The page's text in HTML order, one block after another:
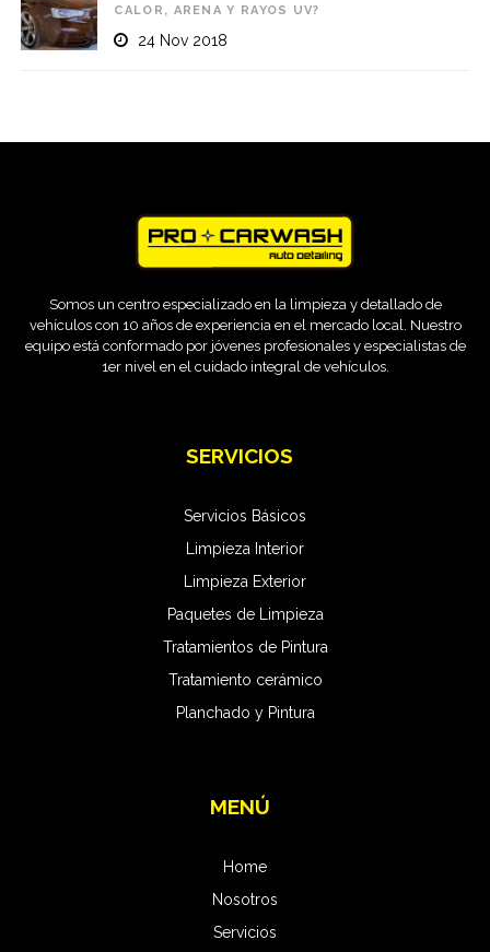
CALOR, ARENA Y RAYOS UV?
24 Nov 2018
Somos un centro especializado en la limpieza y detallado de
vehículos con 10 años de experiencia en el mercado local. Nuestro
equipo está conformado por jóvenes profesionales y especialistas de
1er nivel en el cuidado integral de vehículos.
SERVICIOS
Servicios Básicos
Limpieza Interior
Limpieza Exterior
Paquetes de Limpieza
Tratamientos de Pintura
Tratamiento cerámico
Planchado y Pintura
MENÚ
Home
Nosotros
Servicios